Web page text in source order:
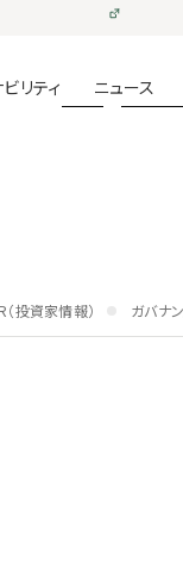
リティ ニュース
（投資家情報） ガバナ